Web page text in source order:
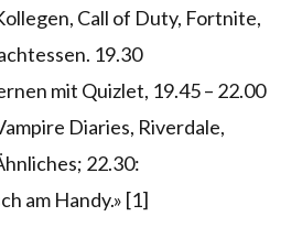
Call of Duty, Fortnite,
19.30
mit Quizlet, 19.45 – 22.00
Diaries, Riverdale,
22.30:
am Handy.» [1]